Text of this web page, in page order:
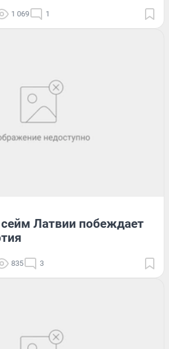
1 069 1
Латвии побеждает
835 3